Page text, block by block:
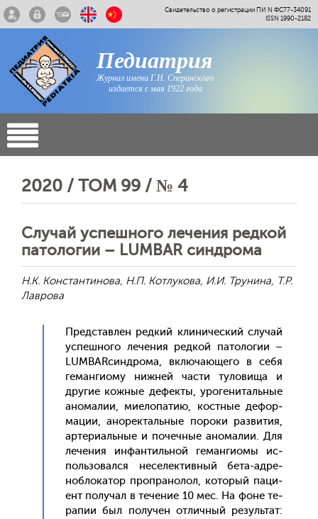
Свидетельство о регистрации ПИ N ФС77-34091
ISSN 1990-2182
Педиатрия
Журнал имени Г.Н. Сперанского
издается с мая 1922 года
2020 / ТОМ 99 / № 4
Случай успешного лечения редкой
патологии – LUMBAR синдрома
Н.К. Константинова, Н.П. Котлукова, И.И. Трунина, Т.Р.
Лаврова
Пред­став­лен ред­кий кли­ничес­кий слу­чай
ус­пешно­го ле­чения ред­кой па­толо­гии –
LUMBARсин­дро­ма, вклю­ча­юще­го в се­бя
ге­ман­ги­ому ниж­ней час­ти ту­лови­ща и
дру­гие кож­ные де­фек­ты, уро­гени­таль­ные
ано­малии, ми­ело­патию, кос­тные де­фор­
ма­ции, ано­рек­таль­ные по­роки раз­ви­тия,
ар­те­ри­аль­ные и по­чеч­ные ано­малии. Для
ле­чения ин­фантиль­ной ге­ман­ги­омы ис­
поль­зо­вал­ся не­селек­тивный бе­та-ад­ре­
ноб­ло­катор проп­ра­нолол, ко­торый па­ци­
ент по­лучал в те­чение 10 мес. На фо­не те­
рапии был по­лучен от­личный ре­зуль­тат: